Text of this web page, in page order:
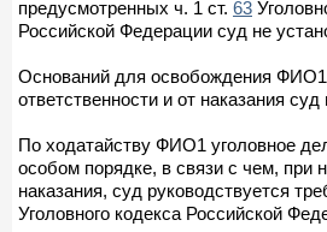
предусмотренных ч. 1 ст. 63
Российской Федерации суд не
Оснований для освобождения ФИО1
ответственности и от наказания суд
По ходатайству ФИО1 уголовное
особом порядке, в связи с чем, при
наказания, суд руководствуется
Уголовного кодекса Российской